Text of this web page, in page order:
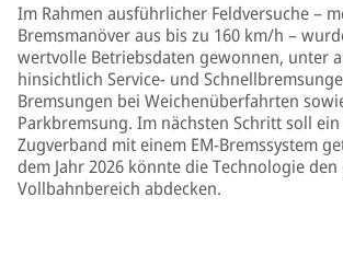
Im Rahmen ausführlicher Feldversuche –
Bremsmanöver aus bis zu 160 km/h –
wertvolle Betriebsdaten gewonnen, unter
hinsichtlich Service- und
Bremsungen bei Weichenüberfahrten
Parkbremsung. Im nächsten Schritt soll
Zugverband mit einem EM-Bremssystem
dem Jahr 2026 könnte die Technologie den
Vollbahnbereich abdecken.